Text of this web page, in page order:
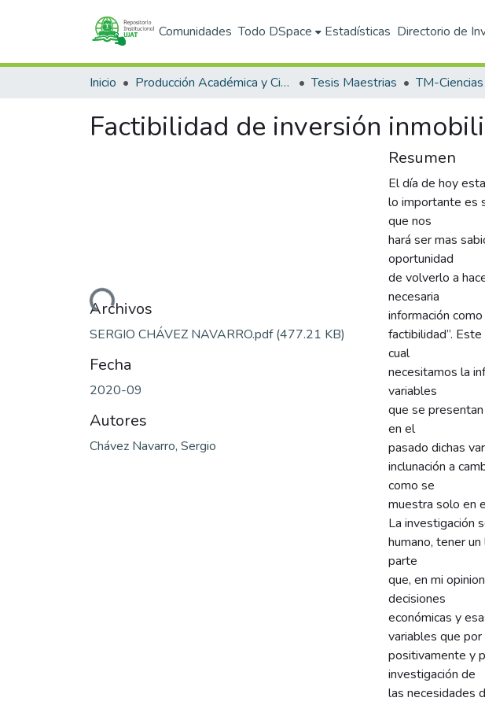
Comunidades Todo DSpace Estadísticas Directorio de
Inicio Producción Académica y Científica Tesis Maestrias
Factibilidad de inversión
Cargando...
Archivos
SERGIO CHÁVEZ NAVARRO.pdf(477.21 KB)
Fecha
2020-09
Autores
Chávez Navarro, Sergio
Resumen
El día de hoy
lo importante es
que nos
hará ser mas
oportunidad
de volverlo a
necesaria
información
factibilidad”.
cual
necesitamos la
variables
que se
en el
pasado dichas
inclunación a
como se
muestra solo en
La investigación
humano, tener
parte
que, en mi
decisiones
económicas y
variables que
positivamente y
investigación de
las necesidades